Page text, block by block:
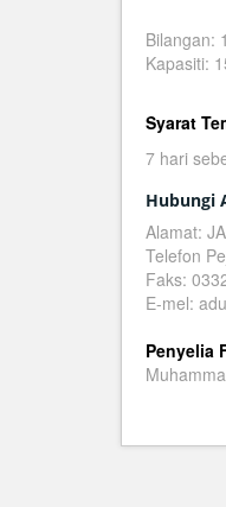
Bilangan: 1
Kapasiti:
Syarat
7 hari
Hubungi
Alamat:
Telefon
Faks:
E-mel:
Penyelia